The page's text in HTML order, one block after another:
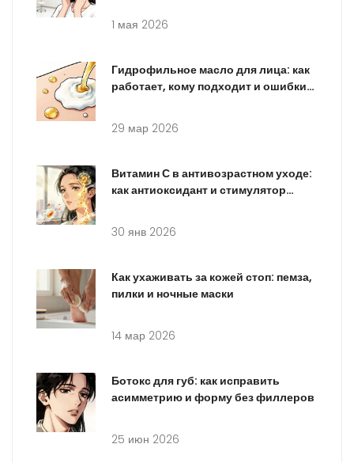
1 мая 2026
Гидрофильное масло для лица: как
работает, кому подходит и ошибки
29 мар 2026
Витамин С в антивозрастном уходе:
как антиоксидант и стимулятор
30 янв 2026
Как ухаживать за кожей стоп: пемза,
пилки и ночные маски
14 мар 2026
Ботокс для губ: как исправить
асимметрию и форму без филлеров
25 июн 2026